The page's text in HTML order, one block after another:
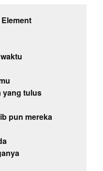
yang tulus
pun mereka